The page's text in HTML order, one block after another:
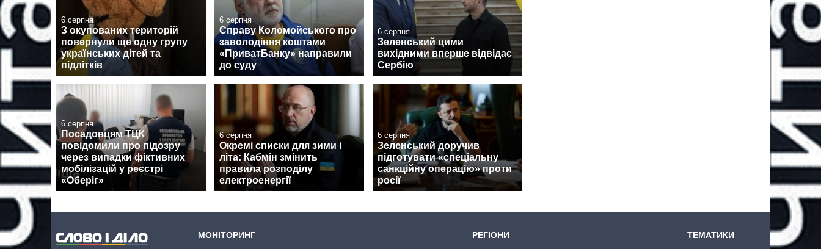
6 серпня
З окупованих територій
повернули ще одну групу
українських дітей та
підлітків
6 серпня
Справу Коломойського про
заволодіння коштами
«ПриватБанку» направили
до суду
6 серпня
Зеленський цими
вихідними вперше відвідає
Сербію
6 серпня
Посадовцям ТЦК
повідомили про підозру
через випадки фіктивних
мобілізацій у реєстрі
«Оберіг»
6 серпня
Окремі списки для зими і
літа: Кабмін змінить
правила розподілу
електроенергії
6 серпня
Зеленський доручив
підготувати «спеціальну
санкційну операцію» проти
росії
МОНІТОРИНГ РЕГІОНИ ТЕМАТИКИ